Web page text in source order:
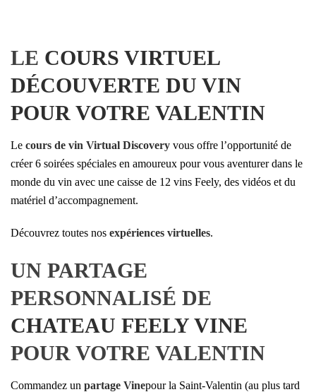
LE COURS VIRTUEL
DÉCOUVERTE DU VIN
POUR VOTRE VALENTIN
Le cours de vin Virtual Discovery vous offre l’opportunité de
créer 6 soirées spéciales en amoureux pour vous aventurer dans le
monde du vin avec une caisse de 12 vins Feely, des vidéos et du
matériel d’accompagnement.
Découvrez toutes nos expériences virtuelles.
UN PARTAGE
PERSONNALISÉ DE
CHATEAU FEELY VINE
POUR VOTRE VALENTIN
Commandez un partage Vinepour la Saint-Valentin (au plus tard